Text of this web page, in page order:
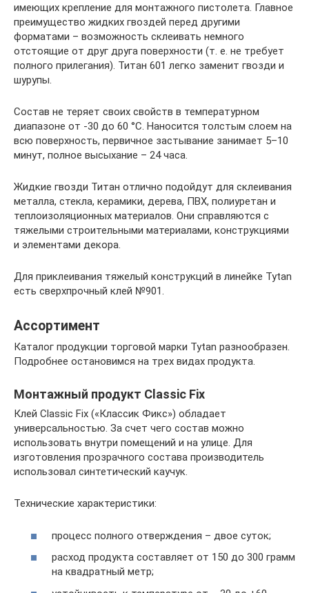
имеющих крепление для монтажного пистолета. Главное
преимущество жидких гвоздей перед другими
форматами – возможность склеивать немного
отстоящие от друг друга поверхности (т. е. не требует
полного прилегания). Титан 601 легко заменит гвозди и
шурупы.
Состав не теряет своих свойств в температурном
диапазоне от -30 до 60 °C. Наносится толстым слоем на
всю поверхность, первичное застывание занимает 5–10
минут, полное высыхание – 24 часа.
Жидкие гвозди Титан отлично подойдут для склеивания
металла, стекла, керамики, дерева, ПВХ, полиуретан и
теплоизоляционных материалов. Они справляются с
тяжелыми строительными материалами, конструкциями
и элементами декора.
Для приклеивания тяжелый конструкций в линейке Tytan
есть сверхпрочный клей №901.
Ассортимент
Каталог продукции торговой марки Tytan разнообразен.
Подробнее остановимся на трех видах продукта.
Монтажный продукт Classic Fix
Клей Classic Fix («Классик Фикс») обладает
универсальностью. За счет чего состав можно
использовать внутри помещений и на улице. Для
изготовления прозрачного состава производитель
использовал синтетический каучук.
Технические характеристики:
процесс полного отверждения – двое суток;
расход продукта составляет от 150 до 300 грамм
на квадратный метр;